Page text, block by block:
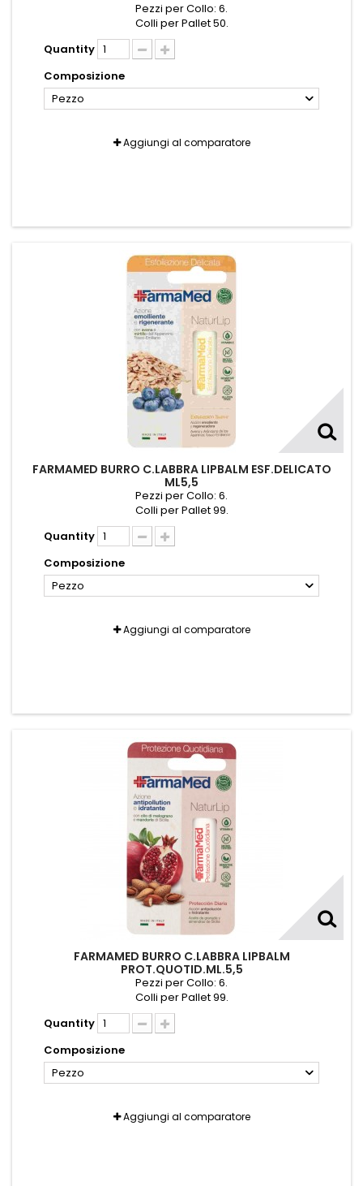
Pezzi per Collo: 6.
Colli per Pallet 50.
Quantity
Composizione
Pezzo
Aggiungi al comparatore
FARMAMED BURRO C.LABBRA LIPBALM ESF.DELICATO
ML5,5
Pezzi per Collo: 6.
Colli per Pallet 99.
Quantity
Composizione
Pezzo
Aggiungi al comparatore
FARMAMED BURRO C.LABBRA LIPBALM
PROT.QUOTID.ML.5,5
Pezzi per Collo: 6.
Colli per Pallet 99.
Quantity
Composizione
Pezzo
Aggiungi al comparatore